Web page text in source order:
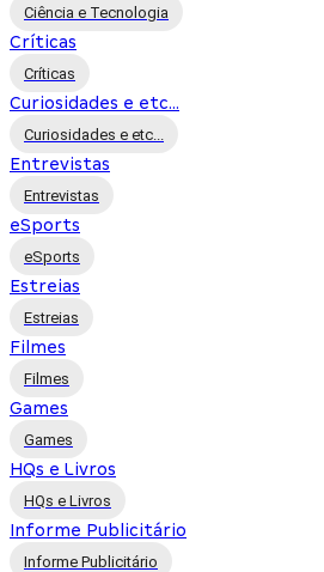
Ciência e Tecnologia
Críticas
Críticas
Curiosidades e etc...
Curiosidades e etc...
Entrevistas
Entrevistas
eSports
eSports
Estreias
Estreias
Filmes
Filmes
Games
Games
HQs e Livros
HQs e Livros
Informe Publicitário
Informe Publicitário